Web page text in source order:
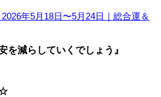
年5月18日〜5月24日｜総合運＆
を減らしていくでしょう』